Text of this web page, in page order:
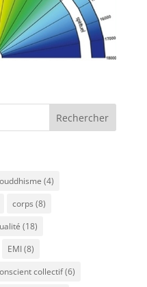
(4)
corps (8)
(18)
EMI(8)
collectif(6)